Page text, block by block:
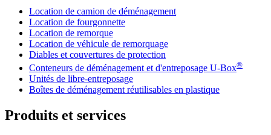
Location de camion de déménagement
Location de fourgonnette
Location de remorque
Location de véhicule de remorquage
Diables et couvertures de protection
Conteneurs de déménagement et d'entreposage U-Box®
Unités de libre-entreposage
Boîtes de déménagement réutilisables en plastique
Produits et services